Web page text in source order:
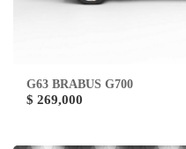
G63 BRABUS G700
$ 269,000